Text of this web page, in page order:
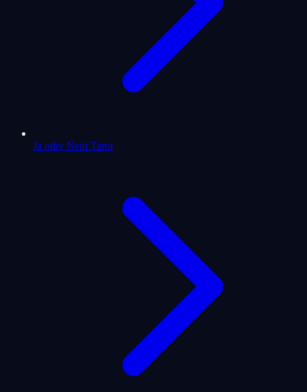
Ja oder Nein Tarot